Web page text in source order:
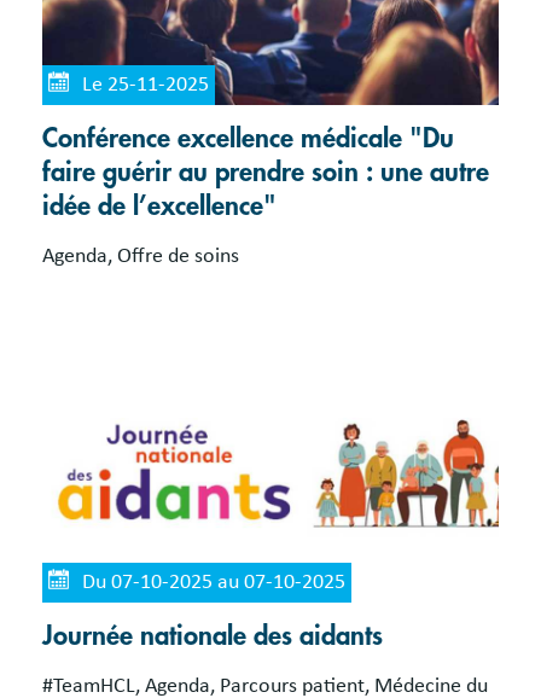
Le 25-11-2025
Conférence excellence médicale "Du
faire guérir au prendre soin : une autre
idée de l’excellence"
Agenda, Offre de soins
Du 07-10-2025 au 07-10-2025
Journée nationale des aidants
#TeamHCL, Agenda, Parcours patient, Médecine du